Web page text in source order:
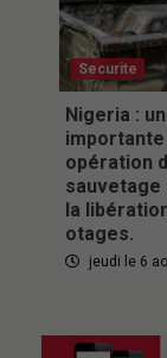
Securite
Nigeria :
importante
opération
sauvetage
la
otages.
jeudi le 6